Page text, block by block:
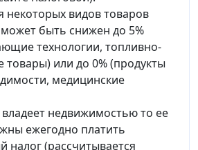
видов товаров
быть снижен до 5%
технологии, топливно-
товары) или до 0% (продукты
медицинские
недвижимостью то ее
ежегодно платить
налог (рассчитывается